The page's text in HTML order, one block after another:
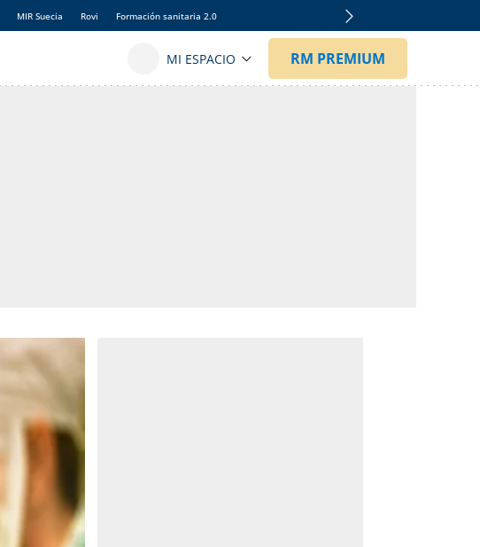
MIR Suecia Rovi Formación sanitaria 2.0